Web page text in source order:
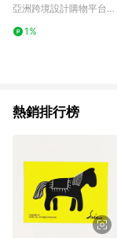
亞洲跨境設計購物平台
1%
熱銷排行榜